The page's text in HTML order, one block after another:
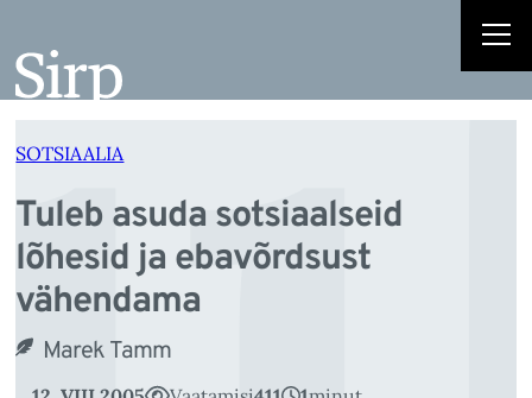
juurde
SOTSIAALIA
Tuleb asuda sotsiaalseid
lõhesid ja ebavõrdsust
vähendama
Marek Tamm